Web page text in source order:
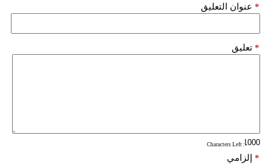
عنوان التعليق *
تعليق *
: Characters Left
إلزامي *